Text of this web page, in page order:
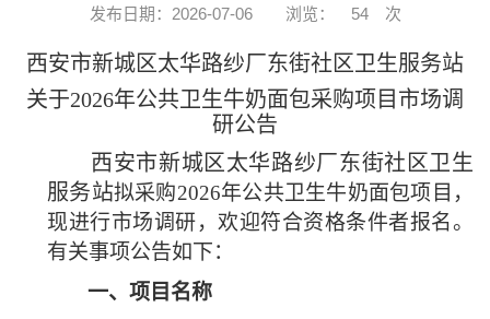
发布日期：2026-07-06 浏览： 54 次
西安市新城区太华路纱厂东街社区卫生服务站
关于2026年公共卫生牛奶面包采购项目市场调
研公告
西安市新城区太华路纱厂东街社区卫生
服务站拟采购2026年公共卫生牛奶面包项目，
现进行市场调研，欢迎符合资格条件者报名。
有关事项公告如下：
一、 项目名称